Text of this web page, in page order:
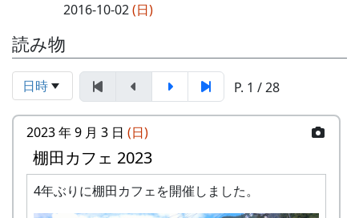
2016-10-02(日)
読み物
日時 P. 1 / 28
2023 年 9 月 3 日 (日)
棚田カフェ 2023
4年ぶりに棚田カフェを開催しました。